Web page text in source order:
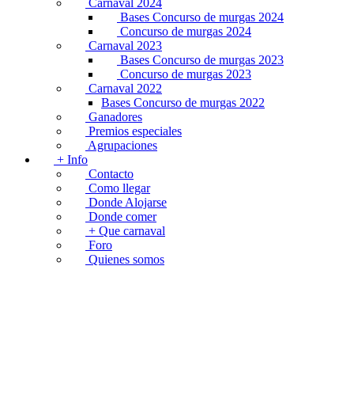
Carnaval 2024
Bases Concurso de murgas 2024
Concurso de murgas 2024
Carnaval 2023
Bases Concurso de murgas 2023
Concurso de murgas 2023
Carnaval 2022
Bases Concurso de murgas 2022
Ganadores
Premios especiales
Agrupaciones
+ Info
Contacto
Como llegar
Donde Alojarse
Donde comer
+ Que carnaval
Foro
Quienes somos